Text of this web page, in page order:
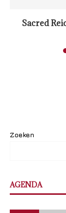
Sacred
Zoeken
AGENDA